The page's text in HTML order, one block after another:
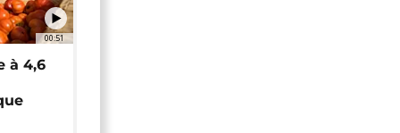
00:51
à 4,6